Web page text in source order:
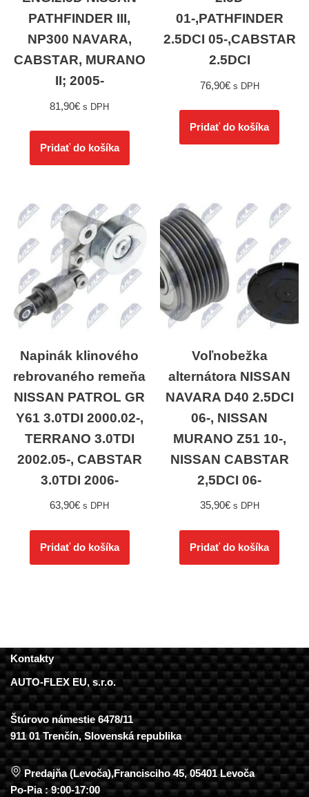
PATHFINDER III,
NP300 NAVARA,
CABSTAR, MURANO
II; 2005-
81,90€ s DPH
Pridať do košíka
01-,PATHFINDER
2.5DCI 05-,CABSTAR
2.5DCI
76,90€ s DPH
Pridať do košíka
Napinák klinového
rebrovaného remeňa
NISSAN PATROL GR
Y61 3.0TDI 2000.02-,
TERRANO 3.0TDI
2002.05-, CABSTAR
3.0TDI 2006-
63,90€ s DPH
Pridať do košíka
Voľnobežka
alternátora NISSAN
NAVARA D40 2.5DCI
06-, NISSAN
MURANO Z51 10-,
NISSAN CABSTAR
2,5DCI 06-
35,90€ s DPH
Pridať do košíka
Kontakty
AUTO-FLEX EU, s.r.o.
Štúrovo námestie 6478/11
911 01 Trenčín, Slovenská republika
Predajňa (Levoča),Francisciho 45, 05401 Levoča
Po-Pia : 9:00-17:00